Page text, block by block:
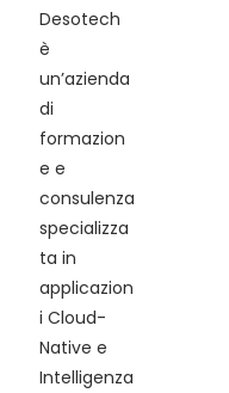
Desotech
è
un’azienda
di
formazion
e e
consulenza
specializza
ta in
applicazion
i Cloud-
Native e
Intelligenza